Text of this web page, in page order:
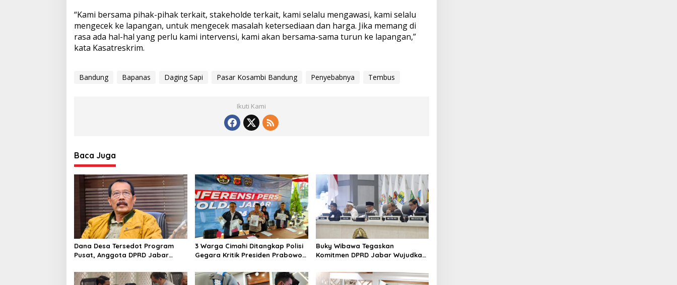
“Kami bersama pihak-pihak terkait, stakeholde terkait, kami selalu mengawasi, kami selalu
mengecek ke lapangan, untuk mengecek masalah ketersediaan dan harga. Jika memang di
rasa ada hal-hal yang perlu kami intervensi, kami akan bersama-sama turun ke lapangan,”
kata Kasatreskrim.
Bandung Bapanas Daging Sapi Pasar Kosambi Bandung Penyebabnya Tembus
Ikuti Kami
Baca Juga
Dana Desa Tersedot Program
Pusat, Anggota DPRD Jabar
‘Desa Diurus Kota Ditata’
3 Warga Cimahi Ditangkap Polisi
Gegara Kritik Presiden Prabowo
Buky Wibawa Tegaskan
Komitmen DPRD Jabar Wujudkan